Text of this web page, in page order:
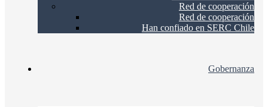
Red de cooperación
Red de cooperación
Han confiado en SERC Chile
Gobernanza